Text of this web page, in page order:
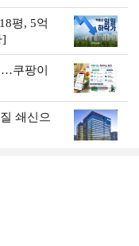
평, 5억
]
쿠팡이
쇄신으